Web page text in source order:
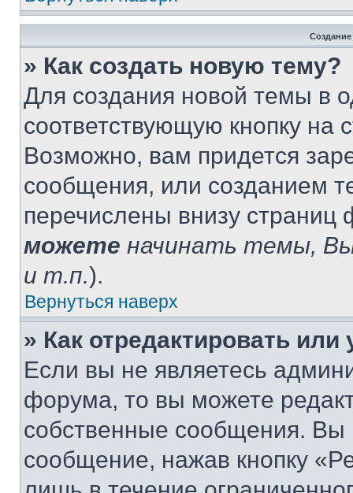
» Как создать новую тему?
Для создания новой темы в
соответствующую кнопку
Возможно, вам придется
сообщения, или созданием
перечислены внизу
можете начинать темы,
и т.п.).
Вернуться наверх
» Как отредактировать
Если вы не являетесь
форума, то вы можете
собственные сообщения. Вы
сообщение, нажав кнопку